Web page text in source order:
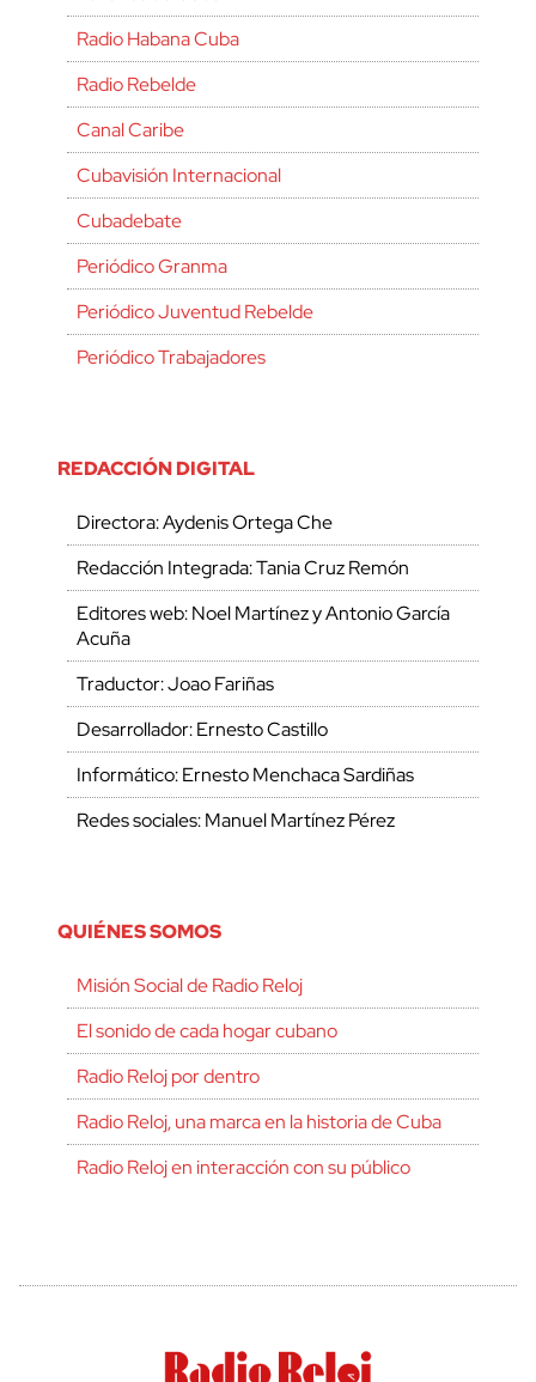
Radio Habana Cuba
Radio Rebelde
Canal Caribe
Cubavisión Internacional
Cubadebate
Periódico Granma
Periódico Juventud Rebelde
Periódico Trabajadores
REDACCIÓN DIGITAL
Directora: Aydenis Ortega Che
Redacción Integrada: Tania Cruz Remón
Editores web: Noel Martínez y Antonio García
Acuña
Traductor: Joao Fariñas
Desarrollador: Ernesto Castillo
Informático: Ernesto Menchaca Sardiñas
Redes sociales: Manuel Martínez Pérez
QUIÉNES SOMOS
Misión Social de Radio Reloj
El sonido de cada hogar cubano
Radio Reloj por dentro
Radio Reloj, una marca en la historia de Cuba
Radio Reloj en interacción con su público